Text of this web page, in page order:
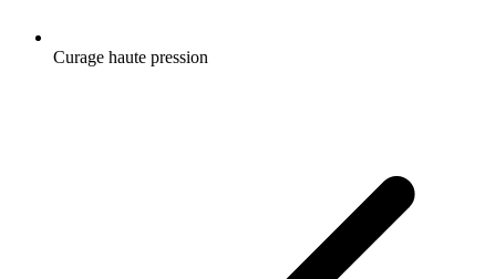
Curage haute pression